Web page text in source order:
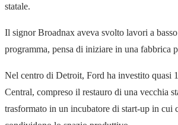
statale.
Il signor Broadnax aveva svolto lavori a
programma, pensa di iniziare in una fabbrica
Nel centro di Detroit, Ford ha investito quasi
Central, compreso il restauro di una vecchia
trasformato in un incubatore di start-up in cui